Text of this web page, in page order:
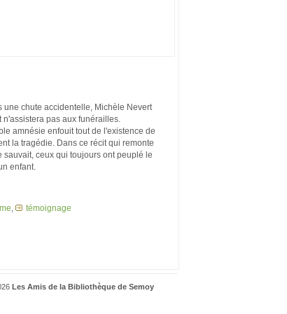
une chute accidentelle, Michèle Nevert
pas aux funérailles.
amnésie enfouit tout de l'existence de
la tragédie. Dans ce récit qui remonte
ceux qui toujours ont peuplé le
enfant.
,
témoignage
Les Amis de la Bibliothèque de Semoy